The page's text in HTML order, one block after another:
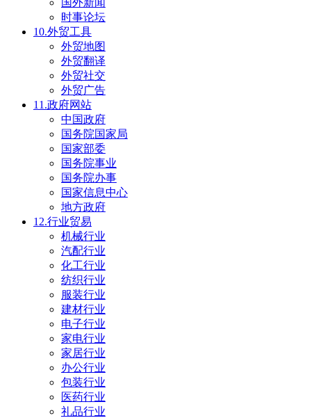
国外新闻
时事论坛
10.外贸工具
外贸地图
外贸翻译
外贸社交
外贸广告
11.政府网站
中国政府
国务院国家局
国家部委
国务院事业
国务院办事
国家信息中心
地方政府
12.行业贸易
机械行业
汽配行业
化工行业
纺织行业
服装行业
建材行业
电子行业
家电行业
家居行业
办公行业
包装行业
医药行业
礼品行业